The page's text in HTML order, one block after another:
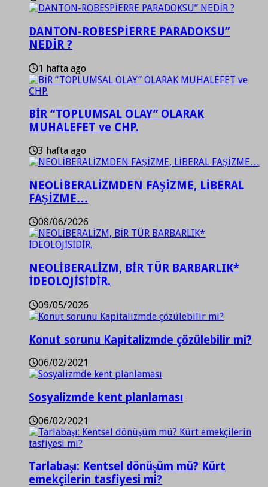
DANTON-ROBESPİERRE PARADOKSU”
NEDİR ?
1 hafta ago
BİR “TOPLUMSAL OLAY” OLARAK
MUHALEFET ve CHP.
3 hafta ago
NEOLİBERALİZMDEN FAŞİZME, LİBERAL
FAŞİZME…
08/06/2026
NEOLİBERALİZM, BİR TÜR BARBARLIK*
İDEOLOJİSİDİR.
09/05/2026
Konut sorunu Kapitalizmde çözülebilir mi?
06/02/2021
Sosyalizmde kent planlaması
06/02/2021
Tarlabaşı: Kentsel dönüşüm mü? Kürt
emekçilerin tasfiyesi mi?